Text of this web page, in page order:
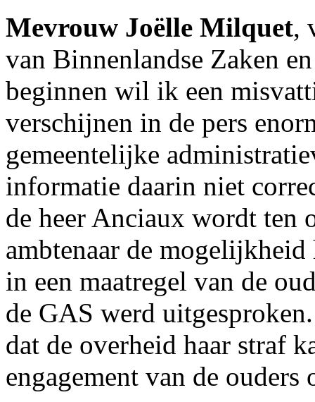
Mevrouw Joëlle Milquet,
van Binnenlandse Zaken
beginnen wil ik een
verschijnen in de pers
gemeentelijke
informatie daarin niet
de heer Anciaux wordt ten
ambtenaar de
in een maatregel van de
de GAS werd
dat de overheid haar straf
engagement van de